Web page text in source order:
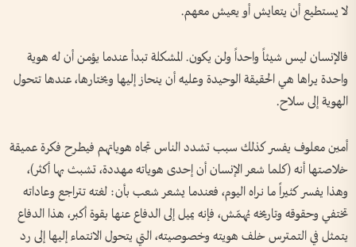
لا يستطيع أن يتعايش أو يعيش معهم.
فالإنسان ليس شيئاً واحداً ولن يكون. المشكلة تبدأ عندما يؤمن أن له هوية
واحدة يراها هي الحقيقة الوحيدة وعليه أن ينحاز إليها ويختارها، عندها تتحول
الهوية إلى سلاح.
أمين معلوف يفسر كذلك سبب تشدد الناس تجاه هوياتهم فيطرح فكرة عميقة
خلاصتها أنه (كلما شعر الإنسان أن إحدى هوياته مهددة، تشبث بها أكثر)،
وهذا يفسر كثيراً ما نراه اليوم، فعندما يشعر شعب بأن: لغته تتراجع وعاداته
تختفي وحقوقه وتاريخه يُهمّش، فإنه يميل إلى الدفاع عنها بقوة أكبر، هذا الدفاع
يتمثل في التمترس خلف هويته وخصوصيته، التي يتحول الانتماء إليها إلى رد